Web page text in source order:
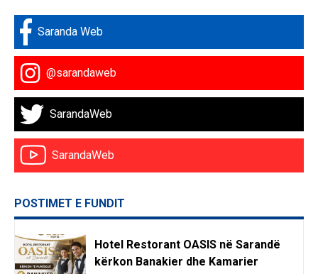
Saranda Web
@sarandaweb
SarandaWeb
SarandaWeb
POSTIMET E FUNDIT
Hotel Restorant OASIS në Sarandë
kërkon Banakier dhe Kamarier